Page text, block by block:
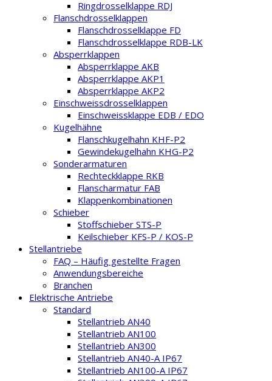
Ringdrosselklappe RDJ
Flanschdrosselklappen
Flanschdrosselklappe FD
Flanschdrosselklappe RDB-LK
Absperrklappen
Absperrklappe AKB
Absperrklappe AKP1
Absperrklappe AKP2
Einschweissdrosselklappen
Einschweissklappe EDB / EDO
Kugelhähne
Flanschkugelhahn KHF-P2
Gewindekugelhahn KHG-P2
Sonderarmaturen
Rechteckklappe RKB
Flanscharmatur FAB
Klappenkombinationen
Schieber
Stoffschieber STS-P
Keilschieber KFS-P / KOS-P
Stellantriebe
FAQ – Häufig gestellte Fragen
Anwendungsbereiche
Branchen
Elektrische Antriebe
Standard
Stellantrieb AN40
Stellantrieb AN100
Stellantrieb AN300
Stellantrieb AN40-A IP67
Stellantrieb AN100-A IP67